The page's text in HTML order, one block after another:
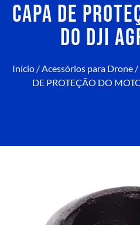
CAPA DE
DO DJI
Início /Acessórios para Drone /
DE PROTEÇÃO DO